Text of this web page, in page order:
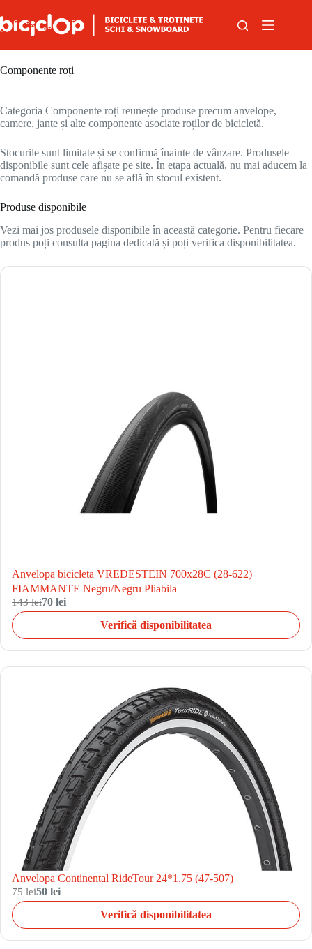
Componente roți
Categoria Componente roți reunește produse precum anvelope,
camere, jante și alte componente asociate roților de bicicletă.
Stocurile sunt limitate și se confirmă înainte de vânzare. Produsele
disponibile sunt cele afișate pe site. În etapa actuală, nu mai aducem la
comandă produse care nu se află în stocul existent.
Produse disponibile
Vezi mai jos produsele disponibile în această categorie. Pentru fiecare
produs poți consulta pagina dedicată și poți verifica disponibilitatea.
Anvelopa bicicleta VREDESTEIN 700x28C (28-622)
FIAMMANTE Negru/Negru Pliabila
143 lei70 lei
Verifică disponibilitatea
Anvelopa Continental RideTour 24*1.75 (47-507)
75 lei50 lei
Verifică disponibilitatea